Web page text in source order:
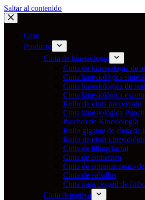
Saltar al contenido
Casa
Producto
Cinta de kinesiología
Cinta de kinesiología de
Cinta kinesiológica
Cinta kinesiológica de
Cinta kinesiológica
Rollo de cinta precortada
Cinta kinesiológica Punch
Parches de Kinesiología
Rollo gigante de cinta de
Rollo de cinta
Cinta de lifting facial
Cinta de embarazo
Cinta de entrenamiento
Cinta de caballos
Cinta para césped de
Cinta deportiva